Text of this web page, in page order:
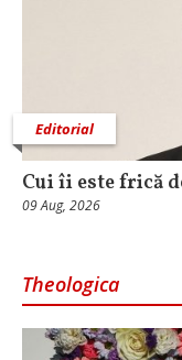
Editorial
Cui îi este frică
09 Aug, 2026
Theologica